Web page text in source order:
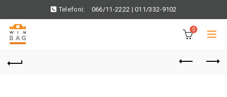
Telefoni: 066/11-2222 |011/332-9102
0